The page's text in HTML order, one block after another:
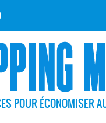
POUR ÉCONOMISER